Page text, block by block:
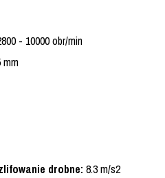
- 10000 obr/min
mm
drobne: 8.3 m/s2